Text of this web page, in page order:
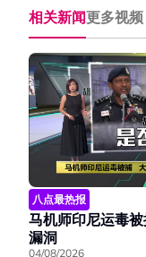
相关新闻更多视频
八点最热报
马机师印尼运毒
漏洞
04/08/2026